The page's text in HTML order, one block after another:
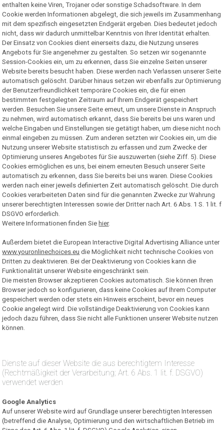
enthalten keine Viren, Trojaner oder sonstige Schadsoftware. In dem
Cookie werden Informationen abgelegt, die sich jeweils im Zusammenhang
mit dem spezifisch eingesetzten Endgerät ergeben. Dies bedeutet jedoch
nicht, dass wir dadurch unmittelbar Kenntnis von Ihrer Identität erhalten.
Der Einsatz von Cookies dient einerseits dazu, die Nutzung unseres
Angebots für Sie angenehmer zu gestalten. So setzen wir sogenannte
Session-Cookies ein, um zu erkennen, dass Sie einzelne Seiten unserer
Website bereits besucht haben. Diese werden nach Verlassen unserer Seite
automatisch gelöscht. Darüber hinaus setzen wir ebenfalls zur Optimierung
der Benutzerfreundlichkeit temporäre Cookies ein, die für einen
bestimmten festgelegten Zeitraum auf Ihrem Endgerät gespeichert
werden. Besuchen Sie unsere Seite erneut, um unsere Dienste in Anspruch
zu nehmen, wird automatisch erkannt, dass Sie bereits bei uns waren und
welche Eingaben und Einstellungen sie getätigt haben, um diese nicht noch
einmal eingeben zu müssen. Zum anderen setzten wir Cookies ein, um die
Nutzung unserer Website statistisch zu erfassen und zum Zwecke der
Optimierung unseres Angebotes für Sie auszuwerten (siehe Ziff. 5). Diese
Cookies ermöglichen es uns, bei einem erneuten Besuch unserer Seite
automatisch zu erkennen, dass Sie bereits bei uns waren. Diese Cookies
werden nach einer jeweils definierten Zeit automatisch gelöscht. Die durch
Cookies verarbeiteten Daten sind für die genannten Zwecke zur Wahrung
unserer berechtigten Interessen sowie der Dritter nach Art. 6 Abs. 1 S. 1 lit. f
DSGVO erforderlich.
Weitere Informationen finden Sie hier.
Außerdem bietet die European Interactive Digital Advertising Alliance unter
www.youronlinechoices.eu die Möglichkeit nicht technische Cookies von
Dritten zu deaktivieren. Bei der Deaktivierung von Cookies kann die
Funktionalität unserer Website eingeschränkt sein.
Die meisten Browser akzeptieren Cookies automatisch. Sie können Ihren
Browser jedoch so konfigurieren, dass keine Cookies auf Ihrem Computer
gespeichert werden oder stets ein Hinweis erscheint, bevor ein neues
Cookie angelegt wird. Die vollständige Deaktivierung von Cookies kann
jedoch dazu führen, dass Sie nicht alle Funktionen unserer Website nutzen
können.
Dienste auf dieser Website die aus berechtigtem Interesse
(Rechtmäßigkeit der Verarbeitung; Art. 6 Abs. 1 lit. f. DSGVO)
verwendet werden
Google Analytics
Auf unserer Website wird auf Grundlage unserer berechtigten Interessen
(betreffend die Analyse, Optimierung und den wirtschaftlichen Betrieb im